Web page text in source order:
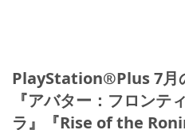
PlayStation®Plus 7月
『アバター：フロンテ
ラ』『Rise of the